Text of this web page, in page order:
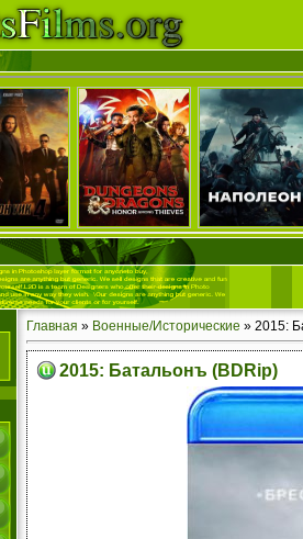
Главная » Военные/Исторические » 2015:
2015: Батальонъ (BDRip)